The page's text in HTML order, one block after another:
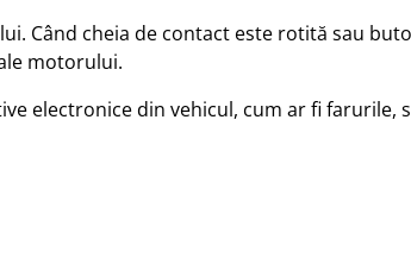
Când cheia de contact este rotită sau
motorului.
electronice din vehicul, cum ar fi farurile,